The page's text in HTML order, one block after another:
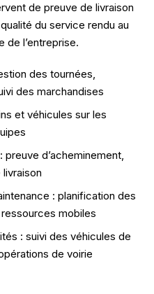
de preuve de livraison
du service rendu au
de l’entreprise.
des tournées,
des marchandises
et véhicules sur les
d’acheminement,
: planification des
mobiles
: suivi des véhicules de
de voirie